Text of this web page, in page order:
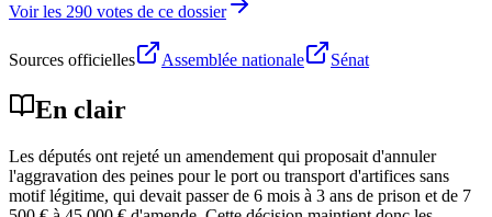
Voir les 290 votes de ce dossier
Sources officielles Assemblée nationale Sénat
En clair
Les députés ont rejeté un amendement qui proposait d'annuler
l'aggravation des peines pour le port ou transport d'artifices sans
motif légitime, qui devait passer de 6 mois à 3 ans de prison et de 7